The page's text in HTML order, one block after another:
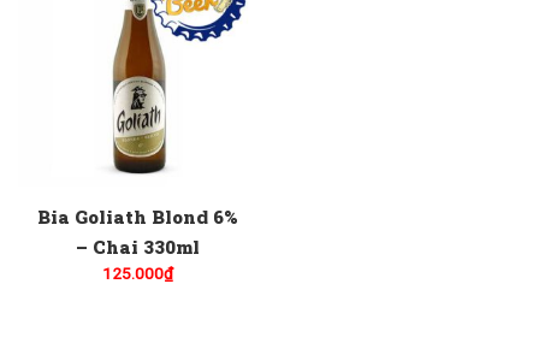
Bia Goliath Blond 6%
– Chai 330ml
125.000₫